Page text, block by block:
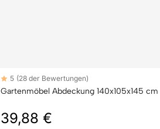
Reviews
5 out of 5 stars
5 (28 der Bewertungen)
Gartenmöbel Abdeckung 140x105x145 cm
39,88 €